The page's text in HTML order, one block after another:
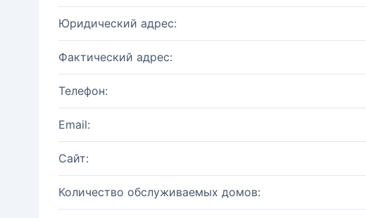
Юридический адрес:
Фактический адрес:
Телефон:
Email:
Сайт:
Количество обслуживаемых домов: